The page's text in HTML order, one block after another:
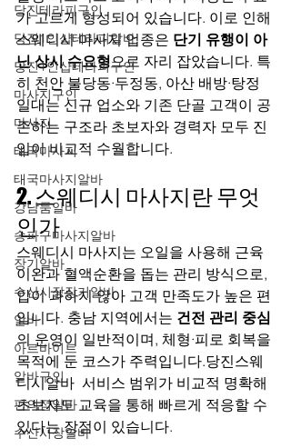
당진테라피구인
당진1인샵테라피알바
당진1인샵테라피구인
마사지구인
마사지
태국마사지
태국마사지알바
강남룸알바
송파구마사지알바
장기알바
수산시장장기알바
알바
아르바이트
알바구인
편의점알바
수산시장알바
가 고르게 형성되어 있습니다. 이로 인해
스웨디시 마사지 업종은 단기 유행이 아
닌 상시 수요형으로 자리 잡았습니다. 특
히 천안 불당동·두정동, 아산 배방·탕정
일대는 신규 업소와 기존 단골 고객이 공
존하는 구조라 초보자와 경력자 모두 진
입이 비교적 수월합니다.
2. 스웨디시 마사지란 무엇
인가
스웨디시 마사지는 오일을 사용해 근육
이완과 혈액순환을 돕는 관리 방식으로,
압이 과하지 않아 고객 만족도가 높은 편
입니다. 충남 지역에서는 건전 관리 중심
의 운영이 일반적이며, 체형·피로 회복을
목적에 둔 코스가 주력입니다.당진스웨
디시알바  서비스 범위가 비교적 명확해
초보자도 교육을 통해 빠르게 적응할 수
있다는 장점이 있습니다.